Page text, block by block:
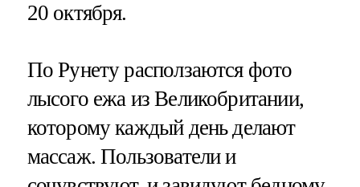
20 октября.
По Рунету расползаются фото
лысого ежа из Великобритании,
которому каждый день делают
массаж. Пользователи и